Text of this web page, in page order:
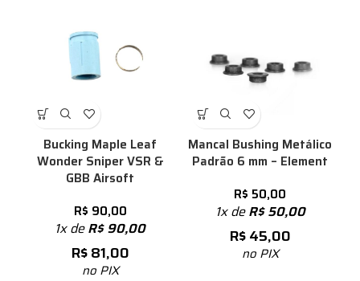
Bucking Maple Leaf
Wonder Sniper VSR &
GBB Airsoft
R$ 90,00
1x deR$90,00
R$81,00
no PIX
Mancal Bushing Metálico
Padrão 6 mm – Element
R$ 50,00
1x deR$50,00
R$45,00
no PIX